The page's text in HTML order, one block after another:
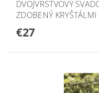
DVOJVRSTVOVÝ
ZDOBENÝ
€27